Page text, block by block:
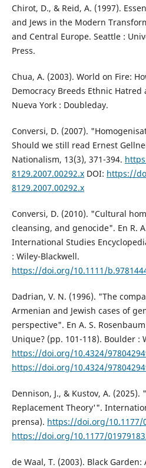
Chirot, D., & Reid, A. (1997).
and Jews in the Modern
and Central Europe. Seattle :
Press.
Chua, A. (2003). World on Fire:
Democracy Breeds Ethnic
Nueva York : Doubleday.
Conversi, D. (2007).
Should we still read Ernest
Nationalism, 13(3), 371-394.
8129.2007.00292.xDOI: https://
8129.2007.00292.x
Conversi, D. (2010). "Cultural
cleansing, and genocide". En R.
International Studies
: Wiley-Blackwell.
https://doi.org/10.1111/
Dadrian, V. N. (1996). "The
Armenian and Jewish cases of
perspective". En A. S.
Unique? (pp. 101-118). Boulder :
https://doi.org/10.4324/
https://doi.org/10.4324/
Dennison, J., & Kustov, A.
Replacement Theory'".
prensa). https://doi.org/10.1177/
https://doi.org/10.1177/
de Waal, T. (2003). Black